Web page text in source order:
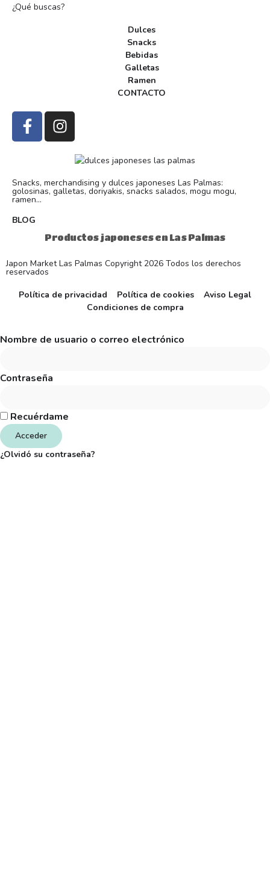
Snacks, merchandising y dulces japoneses Las Palmas:
golosinas, galletas, doriyakis, snacks salados, mogu mogu,
ramen...
BLOG
Productos japoneses en Las Palmas
¿Qué buscas?
Dulces
Snacks
Bebidas
Galletas
Ramen
CONTACTO
Japon Market Las Palmas Copyright 2026 Todos los derechos
reservados
Política de privacidad
Política de cookies
Aviso Legal
Condiciones de compra
Nombre de usuario o correo electrónico
Contraseña
Recuérdame
Acceder
¿Olvidó su contraseña?